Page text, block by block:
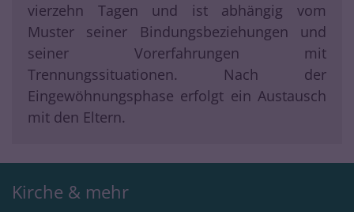
vierzehn Tagen und ist abhängig vom
Muster seiner Bindungsbeziehungen und
seiner Vorerfahrungen mit
Trennungssituationen. Nach der
Eingewöhnungsphase erfolgt ein Austausch
mit den Eltern.
Kirche & mehr